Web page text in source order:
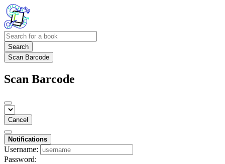
Search
Scan Barcode
Scan Barcode
Cancel
Notifications
Username:
Password: